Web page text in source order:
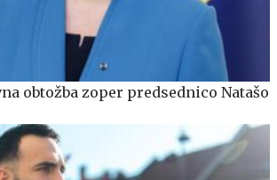
obtožba zoper predsednico Natašo